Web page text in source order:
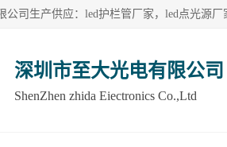
深圳市至大光电有限公司
ShenZhen zhida Eiectronics Co.,Ltd